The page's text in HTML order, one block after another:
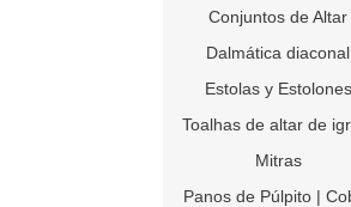
Conjuntos de Altar
Dalmática diaconal
Estolas y Estolones
Toalhas de altar de
Mitras
Panos de Púlpito |